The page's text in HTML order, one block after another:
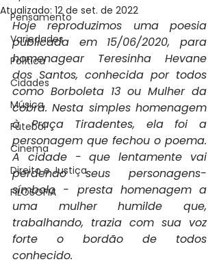
Pensamento
Variedades
Política
Cidades
Música
Futebol
Cinema
Direito e Justiça
FILOSOFIA
Atualizado: 12 de set. de 2022
Hoje reproduzimos uma poesia
publicada em 15/06/2020, para
homenagear Teresinha Hevane
dos Santos, conhecida por todos
como Borboleta 13 ou Mulher da
cobra. Nesta simples homenagem
à Praça Tiradentes, ela foi a
personagem que fechou o poema.
A cidade - que lentamente vai
perdendo seus personagens-
símbolo - presta homenagem a
uma mulher humilde que,
trabalhando, trazia com sua voz
forte o bordão de todos
conhecido.